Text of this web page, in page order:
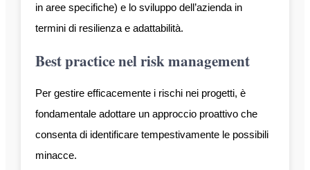
in aree specifiche) e lo sviluppo dell’azienda in
termini di resilienza e adattabilità.
Best practice nel risk management
Per gestire efficacemente i rischi nei progetti, è
fondamentale adottare un approccio proattivo che
consenta di identificare tempestivamente le possibili
minacce.